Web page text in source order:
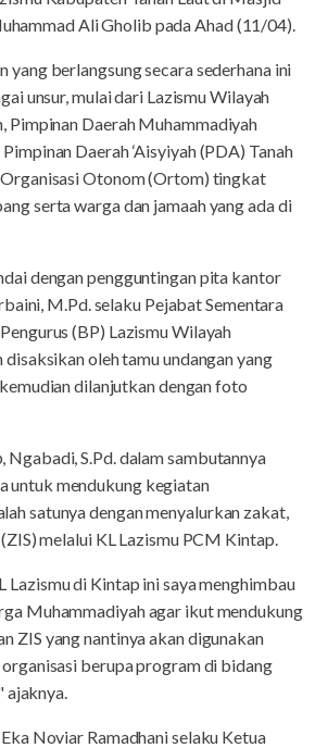
Ali Gholib pada Ahad (11/04).
yang berlangsung secara sederhana ini
unsur, mulai dari Lazismu Wilayah
Pimpinan Daerah Muhammadiyah
Daerah ‘Aisyiyah (PDA) Tanah
Otonom (Ortom) tingkat
serta warga dan jamaah yang ada di
dengan pengguntingan pita kantor
M.Pd. selaku Pejabat Sementara
(BP) Lazismu Wilayah
disaksikan oleh tamu undangan yang
dilanjutkan dengan foto
S.Pd. dalam sambutannya
untuk mendukung kegiatan
satunya dengan menyalurkan zakat,
melalui KL Lazismu PCM Kintap.
Lazismu di Kintap ini saya menghimbau
Muhammadiyah agar ikut mendukung
ZIS yang nantinya akan digunakan
berupa program di bidang
ajaknya.
Noviar Ramadhani selaku Ketua